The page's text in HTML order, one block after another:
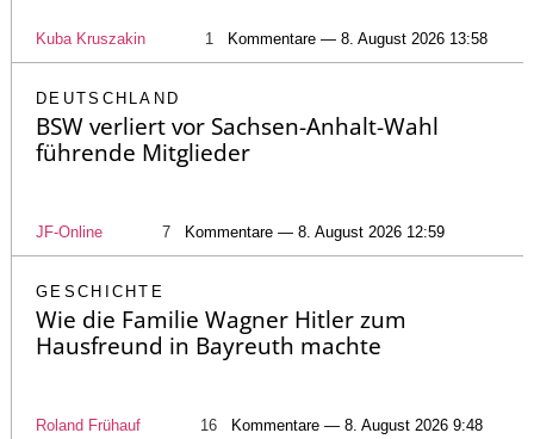
Kuba Kruszakin 1 Kommentare — 8. August 2026 13:58
DEUTSCHLAND
BSW verliert vor Sachsen-Anhalt-Wahl
führende Mitglieder
JF-Online 7 Kommentare — 8. August 2026 12:59
GESCHICHTE
Wie die Familie Wagner Hitler zum
Hausfreund in Bayreuth machte
Roland Frühauf 16 Kommentare — 8. August 2026 9:48